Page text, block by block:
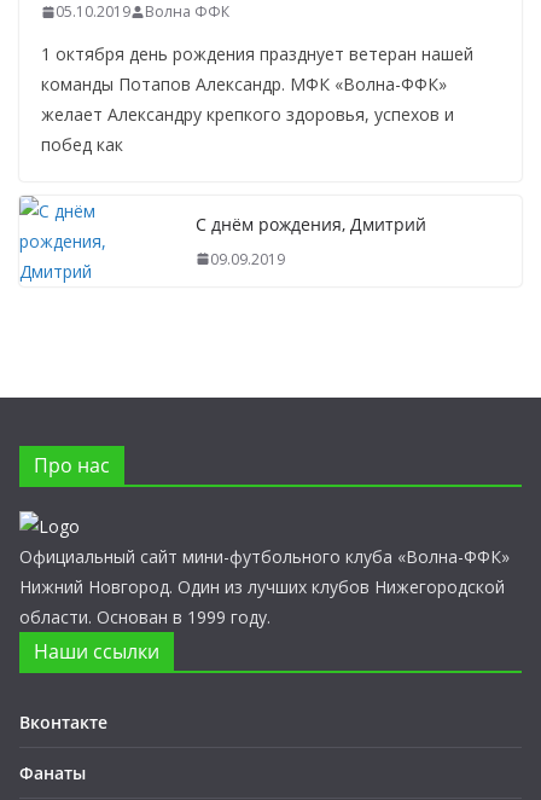
05.10.2019 Волна ФФК
1 октября день рождения празднует ветеран нашей
команды Потапов Александр. МФК «Волна-ФФК»
желает Александру крепкого здоровья, успехов и
побед как
С днём рождения, Дмитрий
09.09.2019
Про нас
Официальный сайт мини-футбольного клуба «Волна-ФФК»
Нижний Новгород. Один из лучших клубов Нижегородской
области. Основан в 1999 году.
Наши ссылки
Вконтакте
Фанаты